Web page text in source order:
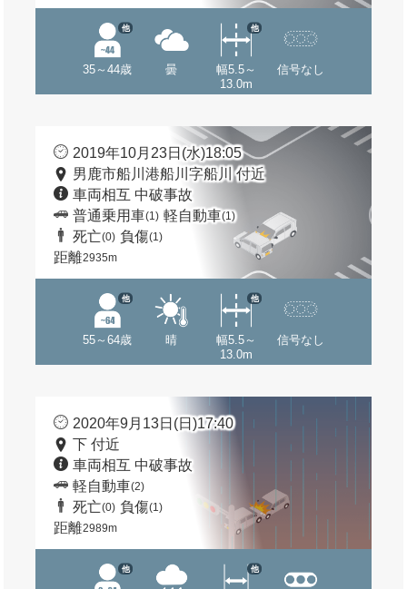
35～44歳
他
曇
幅5.5～
13.0m
他
信号なし
2019年10月23日(水)18:05
男鹿市船川港船川字船川 付近
車両相互 中破事故
普通乗用車(1) 軽自動車(1)
死亡(0) 負傷(1)
距離2935m
55～64歳
他
晴
幅5.5～
13.0m
他
信号なし
2020年9月13日(日)17:40
下 付近
車両相互 中破事故
軽自動車(2)
死亡(0) 負傷(1)
距離2989m
他 他